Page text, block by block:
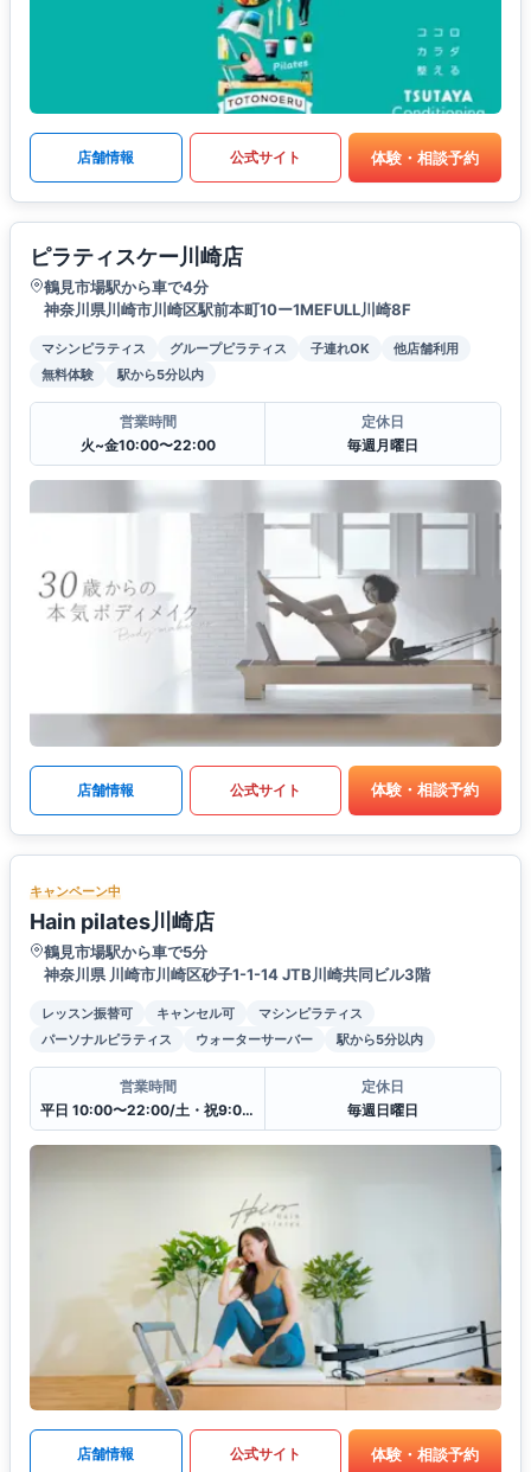
店舗情報 公式サイト 体験・相談予約
ピラティスケー川崎店
鶴見市場駅から車で4分
神奈川県川崎市川崎区駅前本町10ー1MEFULL川崎8F
マシンピラティス グループピラティス 子連れOK
他店舗利用
無料体験
駅から5分以内
営業時間
火~金10:00〜22:00
定休日
毎週月曜日
店舗情報 公式サイト 体験・相談予約
キャンペーン中
Hain pilates川崎店
鶴見市場駅から車で5分
神奈川県 川崎市川崎区砂子1-1-14 JTB川崎共同ビル3階
レッスン振替可 キャンセル可
マシンピラティス
パーソナルピラティス
ウォーターサーバー 駅から5分以内
営業時間
平日 10:00〜22:00/土・祝9:00〜21:00
定休日
毎週日曜日
店舗情報 公式サイト 体験・相談予約